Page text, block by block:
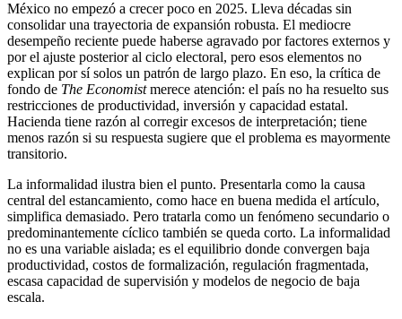
México no empezó a crecer poco en 2025. Lleva décadas sin
consolidar una trayectoria de expansión robusta. El mediocre
desempeño reciente puede haberse agravado por factores externos y
por el ajuste posterior al ciclo electoral, pero esos elementos no
explican por sí solos un patrón de largo plazo. En eso, la crítica de
fondo de The Economistmerece atención: el país no ha resuelto sus
restricciones de productividad, inversión y capacidad estatal.
Hacienda tiene razón al corregir excesos de interpretación; tiene
menos razón si su respuesta sugiere que el problema es mayormente
transitorio.
La informalidad ilustra bien el punto. Presentarla como la causa
central del estancamiento, como hace en buena medida el artículo,
simplifica demasiado. Pero tratarla como un fenómeno secundario o
predominantemente cíclico también se queda corto. La informalidad
no es una variable aislada; es el equilibrio donde convergen baja
productividad, costos de formalización, regulación fragmentada,
escasa capacidad de supervisión y modelos de negocio de baja
escala.